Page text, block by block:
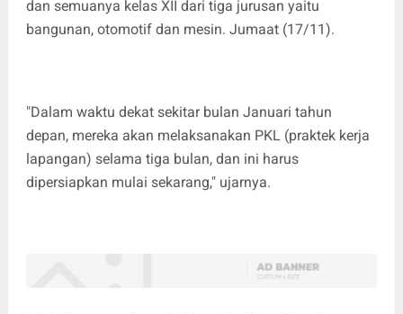
dan semuanya kelas XII dari tiga jurusan yaitu
bangunan, otomotif dan mesin. Jumaat (17/11).
"Dalam waktu dekat sekitar bulan Januari tahun
depan, mereka akan melaksanakan PKL (praktek kerja
lapangan) selama tiga bulan, dan ini harus
dipersiapkan mulai sekarang," ujarnya.